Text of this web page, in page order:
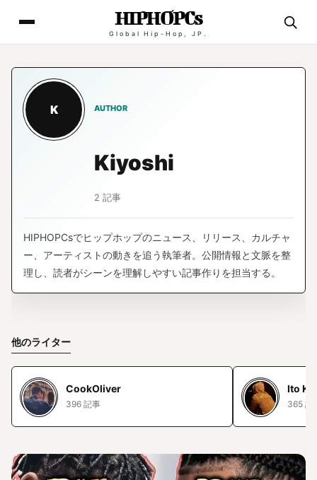
HIPHOPCs
Global Hip-Hop, JP.
K AUTHOR
Kiyoshi
2 記事
HIPHOPCsでヒップホップのニュース、リリース、カルチャ
ー、アーティストの動きを追う執筆者。公開情報と文脈を整
理し、読者がシーンを理解しやすい記事作りを担当する。
他のライター
CookOliver
396 記事
Ito
365 記